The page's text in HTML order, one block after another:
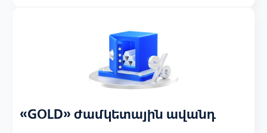
«GOLD» ժամկետային ավանդ